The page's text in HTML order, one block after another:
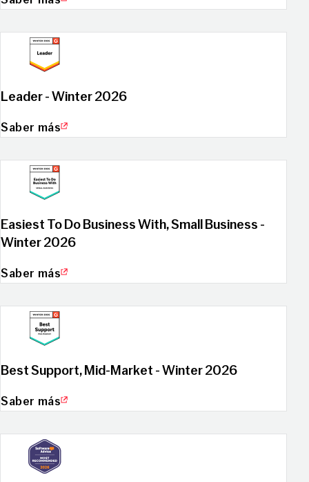
Leader - Winter 2026
Saber más
Easiest To Do Business With, Small Business -
Winter 2026
Saber más
Best Support, Mid-Market - Winter 2026
Saber más